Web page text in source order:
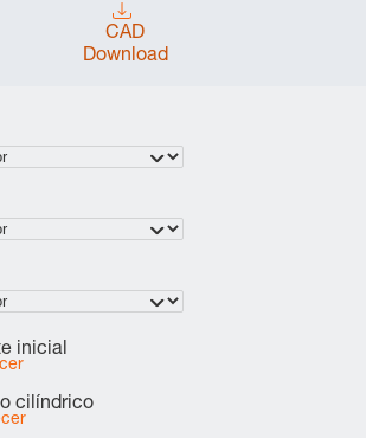
CAD
Download
inicial
cilíndrico